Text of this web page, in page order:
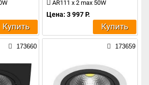
Купить
AR111 x 2 max 50W
Цена: 3 997 Р.
Купить
173660 173659